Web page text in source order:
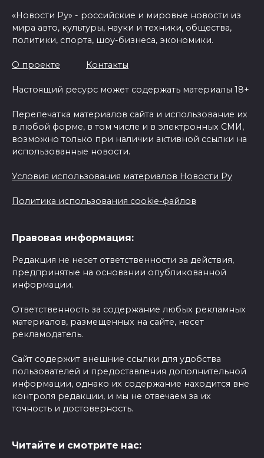
«Новости Ру» - российские и мировые новости из
мира авто, культуры, науки и техники, общества,
политики, спорта, шоу-бизнеса, экономики.
О проекте Контакты
Настоящий ресурс может содержать материалы 18+
Перепечатка материалов сайта и использование их
в любой форме, в том числе и в электронных СМИ,
возможно только при наличии активной ссылки на
использованные новости.
Условия использования материалов Новости Ру
Политика использования cookie-файлов
Правовая информация:
Редакция не несет ответственности за действия,
предпринятые на основании опубликованной
информации.
Ответственность за содержание любых рекламных
материалов, размещенных на сайте, несет
рекламодатель.
Сайт содержит внешние ссылки для удобства
пользователей и предоставления дополнительной
информации, однако их содержание находится вне
контроля редакции, и мы не отвечаем за их
точность и достоверность.
Читайте и смотрите нас: